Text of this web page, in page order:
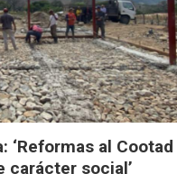
‘Reformas al Cootad
carácter social’